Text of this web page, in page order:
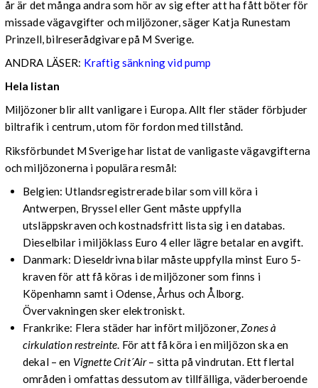
år är det många andra som hör av sig efter att ha fått böter för
missade vägavgifter och miljözoner, säger Katja Runestam
Prinzell, bilreserådgivare på M Sverige.
ANDRA LÄSER: Kraftig sänkning vid pump
Hela listan
Miljözoner blir allt vanligare i Europa. Allt fler städer förbjuder
biltrafik i centrum, utom för fordon med tillstånd.
Riksförbundet M Sverige har listat de vanligaste vägavgifterna
och miljözonerna i populära resmål:
Belgien: Utlandsregistrerade bilar som vill köra i
Antwerpen, Bryssel eller Gent måste uppfylla
utsläppskraven och kostnadsfritt lista sig i en databas.
Dieselbilar i miljöklass Euro 4 eller lägre betalar en avgift.
Danmark: Dieseldrivna bilar måste uppfylla minst Euro 5-
kraven för att få köras i de miljözoner som finns i
Köpenhamn samt i Odense, Århus och Ålborg.
Övervakningen sker elektroniskt.
Frankrike: Flera städer har infört miljözoner,Zones à
cirkulation restreinte. För att få köra i en miljözon ska en
dekal – en Vignette Crit´Air– sitta på vindrutan. Ett flertal
områden i omfattas dessutom av tillfälliga, väderberoende